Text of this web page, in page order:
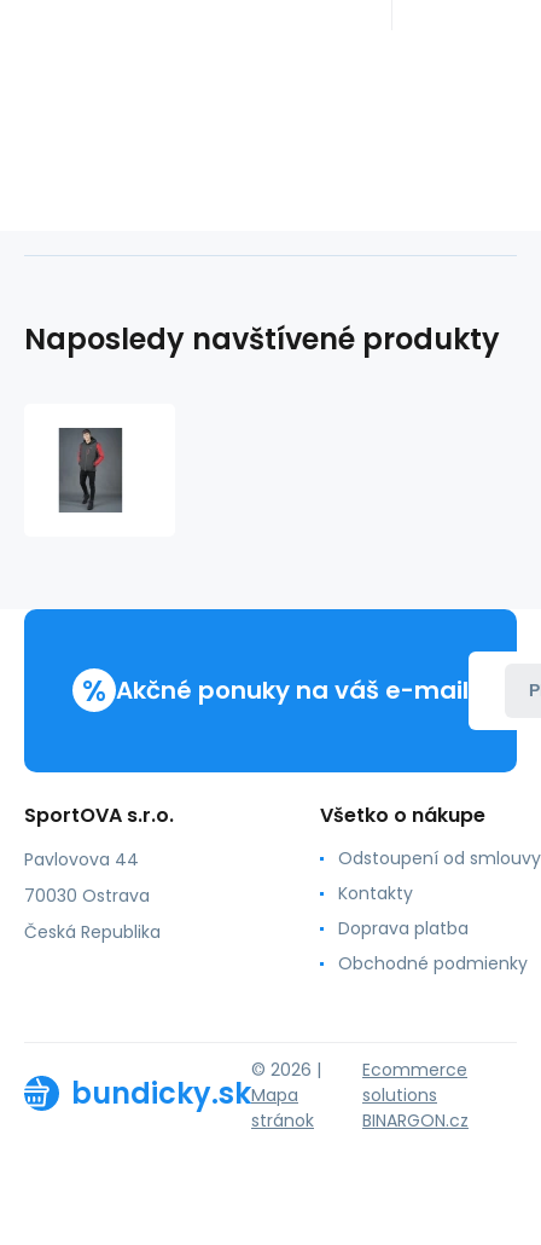
Naposledy navštívené produkty
2207
% Akčné ponuky na váš e-mail
SportOVA s.r.o.
Pavlovova 44
70030 Ostrava
Česká Republika
Všetko o nákupe
Odstoupení od smlouvy
Kontakty
Doprava platba
Obchodné podmienky
bundicky.sk
© 2026 |
Mapa
stránok
Ecommerce
solutions
BINARGON.cz